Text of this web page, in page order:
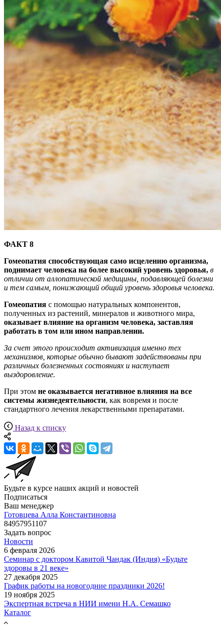
ФАКТ 8
Гомеопатия способствующая само исцелению организма,
поднимает человека на более высокий уровень здоровья, в
отличии от аллопатической медицины, подавляющей болезни
и тем самым, понижающий общий уровень здоровья человека.
Гомеопатия с помощью натуральных компонентов,
полученных из растений, минералов и животного мира,
оказывает влияние на организм человека, заставляя
работать в том или ином направлении.
За счет этого происходит активизация именно тех
механизмов, которые обычно бывают задействованы при
различных болезненных состояниях и наступает
выздоровление.
При этом не оказывается негативное влияния на все
системы жизнедеятельности, как вовремя и после
стандартного лечения лекарственными препаратами.
Назад к списку
Будьте в курсе наших акций и новостей
Подписаться
Ваш менеджер
Готовцева Алла Константиновна
84957951107
Задать вопрос
Новости
6 февраля 2026
Семинар с доктором Кавитой Чандак (Индия) «Будьте
здоровы в 21 веке»
27 декабря 2025
График работы на новогодние праздники 2026!
19 ноября 2025
Экспертная встреча в НИИ имени Н.А. Семашко
Каталог